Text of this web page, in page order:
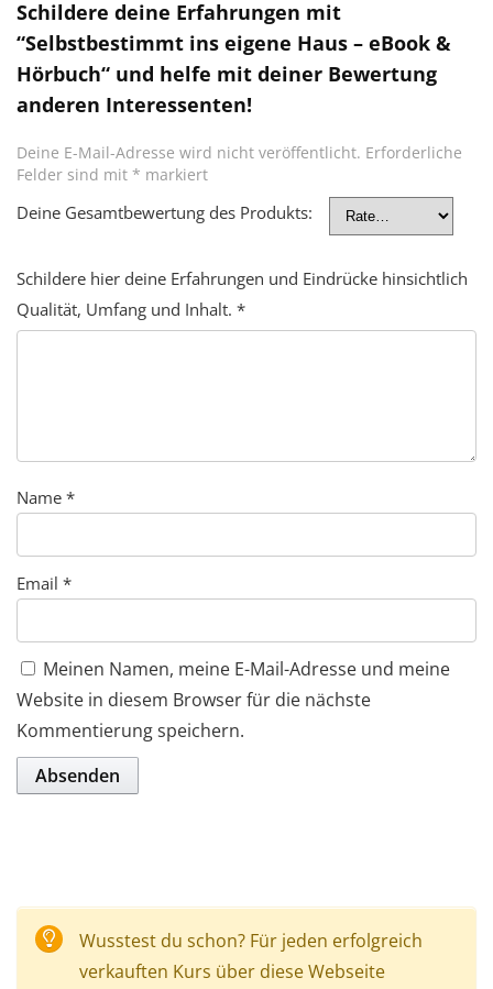
Schildere deine Erfahrungen mit
“Selbstbestimmt ins eigene Haus – eBook &
Hörbuch“ und helfe mit deiner Bewertung
anderen Interessenten!
Deine E-Mail-Adresse wird nicht veröffentlicht. Erforderliche
Felder sind mit * markiert
Deine Gesamtbewertung des Produkts:
Schildere hier deine Erfahrungen und Eindrücke hinsichtlich
Qualität, Umfang und Inhalt. *
Name *
Email *
Meinen Namen, meine E-Mail-Adresse und meine
Website in diesem Browser für die nächste
Kommentierung speichern.
Wusstest du schon? Für jeden erfolgreich
verkauften Kurs über diese Webseite